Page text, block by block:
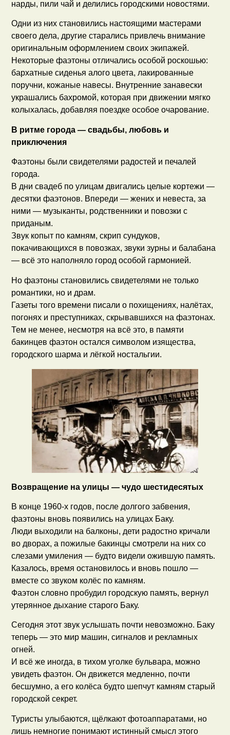
нарды, пили чай и делились городскими новостями.
Одни из них становились настоящими мастерами
своего дела, другие старались привлечь внимание
оригинальным оформлением своих экипажей.
Некоторые фаэтоны отличались особой роскошью:
бархатные сиденья алого цвета, лакированные
поручни, кожаные навесы. Внутренние занавески
украшались бахромой, которая при движении мягко
колыхалась, добавляя поездке особое очарование.
В ритме города — свадьбы, любовь и
приключения
Фаэтоны были свидетелями радостей и печалей
города.
В дни свадеб по улицам двигались целые кортежи —
десятки фаэтонов. Впереди — жених и невеста, за
ними — музыканты, родственники и повозки с
приданым.
Звук копыт по камням, скрип сундуков,
покачивающихся в повозках, звуки зурны и балабана
— всё это наполняло город особой гармонией.
Но фаэтоны становились свидетелями не только
романтики, но и драм.
Газеты того времени писали о похищениях, налётах,
погонях и преступниках, скрывавшихся на фаэтонах.
Тем не менее, несмотря на всё это, в памяти
бакинцев фаэтон остался символом изящества,
городского шарма и лёгкой ностальгии.
Возвращение на улицы — чудо шестидесятых
В конце 1960-х годов, после долгого забвения,
фаэтоны вновь появились на улицах Баку.
Люди выходили на балконы, дети радостно кричали
во дворах, а пожилые бакинцы смотрели на них со
слезами умиления — будто видели ожившую память.
Казалось, время остановилось и вновь пошло —
вместе со звуком колёс по камням.
Фаэтон словно пробудил городскую память, вернул
утерянное дыхание старого Баку.
Сегодня этот звук услышать почти невозможно. Баку
теперь — это мир машин, сигналов и рекламных
огней.
И всё же иногда, в тихом уголке бульвара, можно
увидеть фаэтон. Он движется медленно, почти
бесшумно, а его колёса будто шепчут камням старый
городской секрет.
Туристы улыбаются, щёлкают фотоаппаратами, но
лишь немногие понимают истинный смысл этого